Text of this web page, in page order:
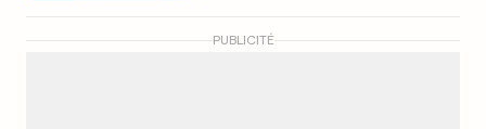
PUBLICITÉ